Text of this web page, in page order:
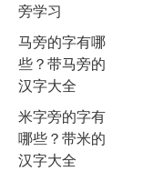
旁学习
马旁的字有哪
些？带马旁的
汉字大全
米字旁的字有
哪些？带米的
汉字大全